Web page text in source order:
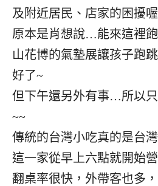
及附近居民、店家的困擾
原本是肖想說…能來這裡
山花博的氣墊展讓孩子跑
好了~
但下午還另外有事…所以
~~
傳統的台灣小吃真的是台
這一家從早上六點就開始
翻桌率很快，外帶客也多